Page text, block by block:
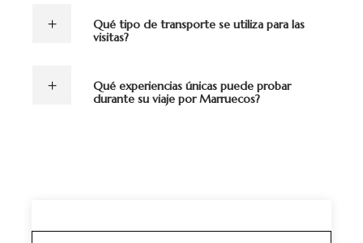
Qué tipo de transporte se utiliza para las
visitas?
Qué experiencias únicas puede probar
durante su viaje por Marruecos?